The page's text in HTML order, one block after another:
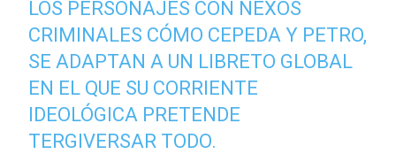
LOS PERSONAJES CON NEXOS
CRIMINALES CÓMO CEPEDA Y PETRO,
SE ADAPTAN A UN LIBRETO GLOBAL
EN EL QUE SU CORRIENTE
IDEOLÓGICA PRETENDE
TERGIVERSAR TODO.